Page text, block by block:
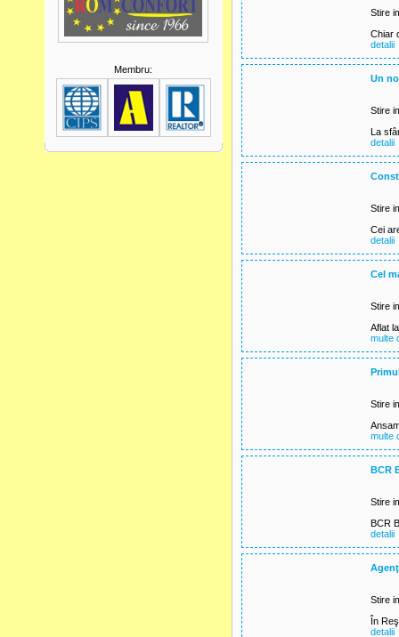
Membru:
Stire
Chiar
detalii
Un
Stire
La
detalii
Stire
Cei
detalii
Cel
Stire
Aflat
multe
Stire
multe
BCR
Stire
BCR
detalii
Stire
În
detalii